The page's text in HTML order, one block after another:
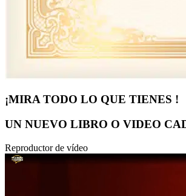
¡MIRA TODO LO QUE TIENES !
UN NUEVO LIBRO O VIDEO
Reproductor de vídeo